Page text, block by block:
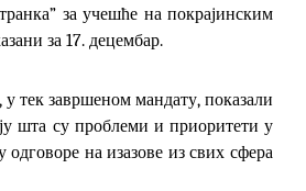
за учешће на покрајинским
за 17. децембар.
тек завршеном мандату, показали
шта су проблеми и приоритети у
одговоре на изазове из свих сфера